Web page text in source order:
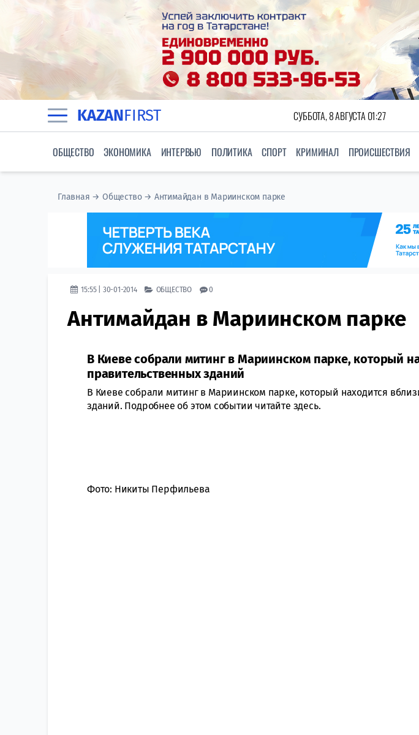
KAZANFIRST СУББОТА, 8 АВГУСТА 01:27
ОБЩЕСТВО ЭКОНОМИКА ИНТЕРВЬЮ ПОЛИТИКА СПОРТ КРИМИНАЛ ПРОИСШЕСТВИЯ
Главная →Общество→ Антимайдан в Мариинском парке
15:55 | 30-01-2014 ОБЩЕСТВО 0
Антимайдан в Мариинском парке
В Киеве собрали митинг в Мариинском парке, который
правительственных зданий
В Киеве собрали митинг в Мариинском парке, который находится
зданий. Подробнее об этом событии читайте здесь.
Фото: Никиты Перфильева